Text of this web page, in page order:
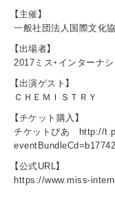
【主催】
一般社団法人国際文化
【出場者】
2017ミス・インターナ
【出演ゲスト】
ＣＨＥＭＩＳＴＲＹ
【チケット購入】
チケットぴあ http://
【公式URL】
https://www.miss-